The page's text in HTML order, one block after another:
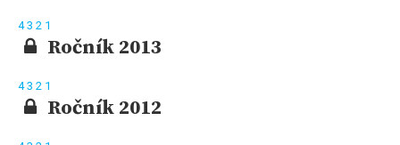
43 2 1
Ročník 2013
43 2 1
Ročník 2012